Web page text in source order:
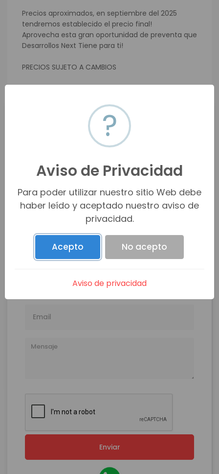
Precios aproximados, en septiembre del 2025
tendremos establecido el precio final!
Aprovecha esta gran oportunidad de preventa que
Desarrollos Next Tiene para ti!
PRECIOS SUJETO A CAMBIOS
NEXT BR DESARROLLOS
desarrollos@nextbr.mx
(662) 315-3142
Enviar
?
Aviso de Privacidad
Para poder utilizar nuestro sitio Web debe
haber leído y aceptado nuestro aviso de
privacidad.
Acepto No acepto
Aviso de privacidad